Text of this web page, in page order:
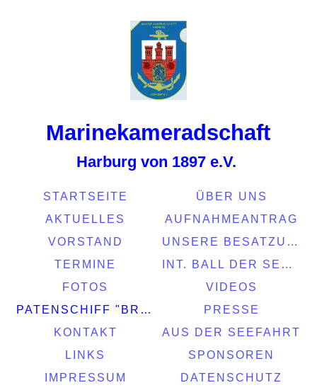
Marinekameradschaft
Harburg von 1897 e.V.
STARTSEITE
ÜBER UNS
AKTUELLES
AUFNAHMEANTRAG
VORSTAND
UNSERE BESATZUNG
TERMINE
INT. BALL DER SEEFAHRT 2022
FOTOS
VIDEOS
PATENSCHIFF "BRASIL"
PRESSE
KONTAKT
AUS DER SEEFAHRT
LINKS
SPONSOREN
IMPRESSUM
DATENSCHUTZ